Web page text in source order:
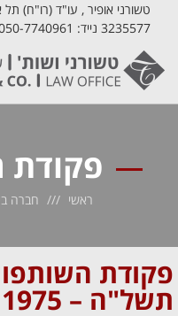
3235577 נייד: 050-7740961 contact@israel-law.co.il
פקודת
ראשי חברה
פקודת
תשל"ה – 1975